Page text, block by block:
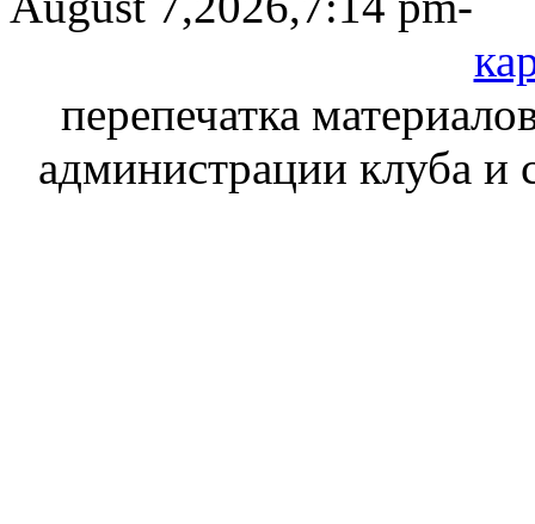
перепечатка
администрации клуба и